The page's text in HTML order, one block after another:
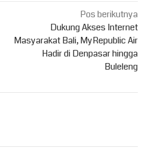
Pos berikutnya
Dukung Akses Internet
Masyarakat Bali, MyRepublic Air
Hadir di Denpasar hingga
Buleleng